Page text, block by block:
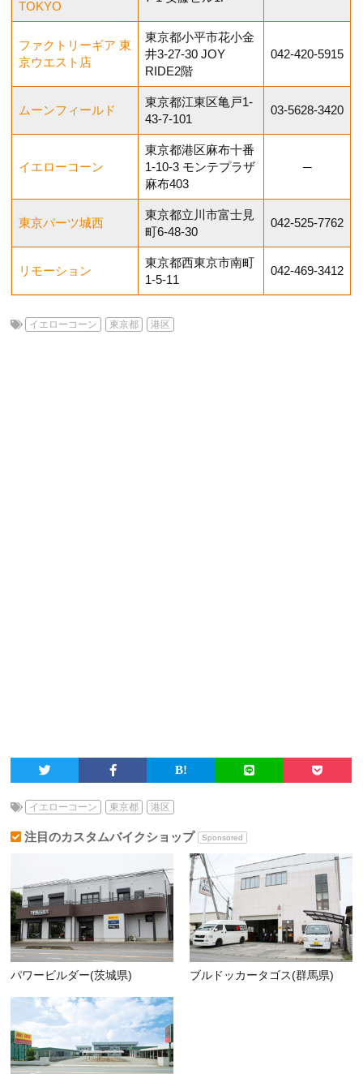
TOKYO
ファクトリーギア 東
京ウエスト店
東京都小平市花小金
井3-27-30​ JOY
RIDE2階
042-420-5915
ムーンフィールド
東京都江東区亀戸1-
43-7-101
03-5628-3420
イエローコーン
東京都港区麻布十番
1-10-3 モンテプラザ
麻布403
─
東京パーツ城西
東京都立川市富士見
町6-48-30
042-525-7762
リモーション
東京都西東京市南町
1-5-11
042-469-3412
イエローコーン 東京都 港区
イエローコーン 東京都 港区
注目のカスタムバイクショップ Sponsored
パワービルダー(茨城県) ブルドッカータゴス(群馬県)